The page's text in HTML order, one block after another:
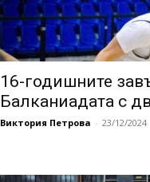
16-годишните
Балканиадата с
Виктория Петрова - 23/12/2024